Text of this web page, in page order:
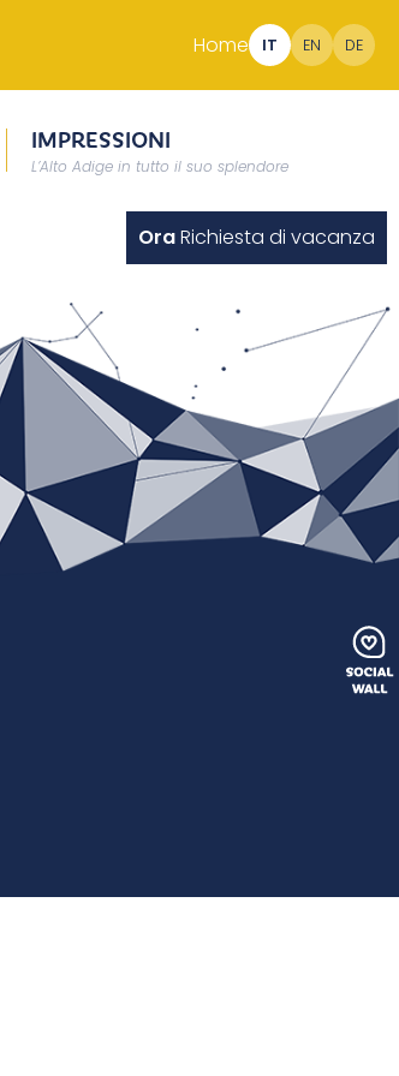
Home IT EN DE
IMPRESSIONI
L’Alto Adige in tutto il suo splendore
OraRichiesta di vacanza